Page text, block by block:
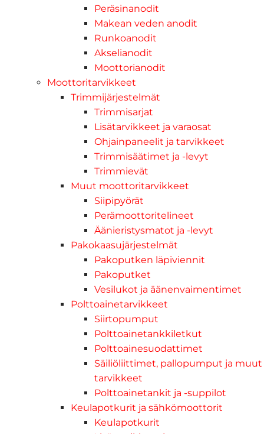
Peräsinanodit
Makean veden anodit
Runkoanodit
Akselianodit
Moottorianodit
Moottoritarvikkeet
Trimmijärjestelmät
Trimmisarjat
Lisätarvikkeet ja varaosat
Ohjainpaneelit ja tarvikkeet
Trimmisäätimet ja -levyt
Trimmievät
Muut moottoritarvikkeet
Siipipyörät
Perämoottoritelineet
Äänieristysmatot ja -levyt
Pakokaasujärjestelmät
Pakoputken läpiviennit
Pakoputket
Vesilukot ja äänenvaimentimet
Polttoainetarvikkeet
Siirtopumput
Polttoainetankkiletkut
Polttoainesuodattimet
Säiliöliittimet, pallopumput ja muut
tarvikkeet
Polttoainetankit ja -suppilot
Keulapotkurit ja sähkömoottorit
Keulapotkurit